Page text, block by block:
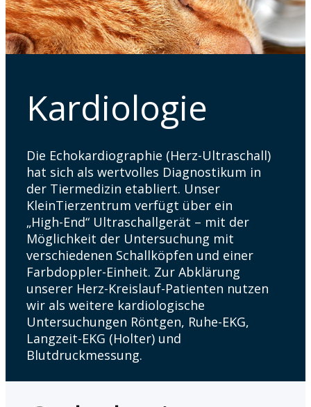
Kardiologie
Die Echokardiographie (Herz-Ultraschall)
hat sich als wertvolles Diagnostikum in
der Tiermedizin etabliert. Unser
KleinTierzentrum verfügt über ein
„High-End“ Ultraschallgerät – mit der
Möglichkeit der Untersuchung mit
verschiedenen Schallköpfen und einer
Farbdoppler-Einheit. Zur Abklärung
unserer Herz-Kreislauf-Patienten nutzen
wir als weitere kardiologische
Untersuchungen Röntgen, Ruhe-EKG,
Langzeit-EKG (Holter) und
Blutdruckmessung.